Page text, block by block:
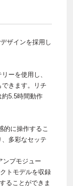
ザインを採用し
ーを使用し、
きます。リチ
約5.5時間動作
的に操作するこ
多彩なセッテ
ンプモジュー
トモデルを収録
ることができま